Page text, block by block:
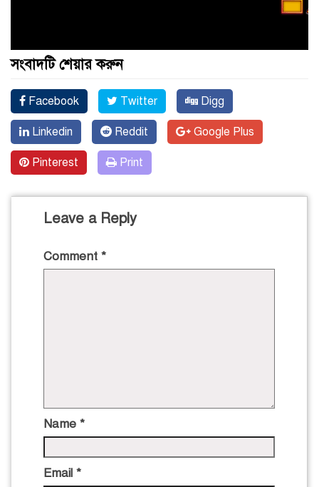
সংবাদটি শেয়ার করুন
Facebook Twitter Digg
Linkedin Reddit Google Plus
Pinterest Print
Leave a Reply
Comment *
Name *
Email *